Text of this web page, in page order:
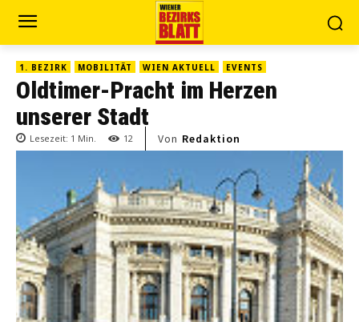
1. BEZIRK MOBILITÄT WIEN AKTUELL EVENTS
Oldtimer-Pracht im Herzen
unserer Stadt
Lesezeit: 1 Min. 12 Von Redaktion